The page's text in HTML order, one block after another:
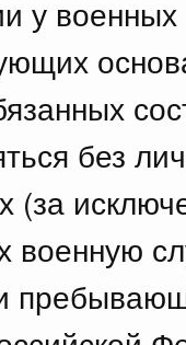
у военных
без
(за
военную